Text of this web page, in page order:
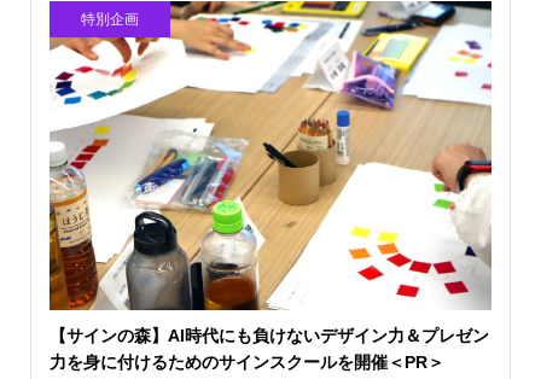
特別企画
【サインの森】AI時代にも負けないデザイン力＆プレゼン
力を身に付けるためのサインスクールを開催＜PR＞